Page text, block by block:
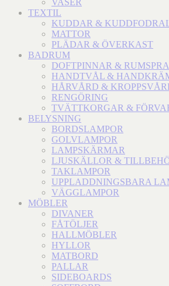
VASER
TEXTIL
KUDDAR &
MATTOR
PLÄDAR & ÖVERKAST
BADRUM
DOFTPINNAR &
HANDTVÅL &
HÅRVÅRD &
RENGÖRING
TVÄTTKORGAR &
BELYSNING
BORDSLAMPOR
GOLVLAMPOR
LAMPSKÄRMAR
LJUSKÄLLOR &
TAKLAMPOR
UPPLADDNINGSBARA
VÄGGLAMPOR
MÖBLER
DIVANER
FÅTÖLJER
HALLMÖBLER
HYLLOR
MATBORD
PALLAR
SIDEBOARDS